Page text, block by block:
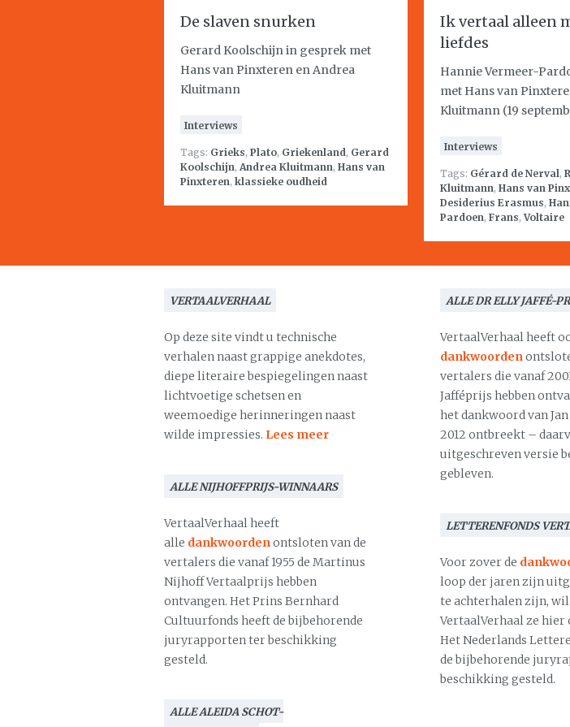
De slaven snurken
Gerard Koolschijn in gesprek met
Hans van Pinxteren en Andrea
Kluitmann
Interviews
Tags: Grieks, Plato, Griekenland, Gerard
Koolschijn, Andrea Kluitmann, Hans van
Pinxteren, klassieke oudheid
Ik vertaal alleen
liefdes
Hannie Vermeer-
met Hans van
Kluitmann (19
Interviews
Tags: Gérard de Nerval,
Kluitmann, Hans van
Desiderius Erasmus,
Pardoen, Frans,Voltaire
VERTAALVERHAAL
Op deze site vindt u technische
verhalen naast grappige anekdotes,
diepe literaire bespiegelingen naast
lichtvoetige schetsen en
weemoedige herinneringen naast
wilde impressies. Lees meer
ALLE NIJHOFFPRIJS-WINNAARS
VertaalVerhaal heeft
alle dankwoordenontsloten van de
vertalers die vanaf 1955 de Martinus
Nijhoff Vertaalprijs hebben
ontvangen. Het Prins Bernhard
Cultuurfonds heeft de bijbehorende
juryrapporten ter beschikking
gesteld.
ALLE ALEIDA SCHOT-
ALLE DR ELLY JAFFÉ-
VertaalVerhaal heeft
dankwoorden
vertalers die vanaf
Jafféprijs hebben
het dankwoord van
2012 ontbreekt –
uitgeschreven versie
gebleven.
LETTERENFONDS
Voor zover de
loop der jaren zijn
te achterhalen zijn, wil
VertaalVerhaal ze
Het Nederlands
de bijbehorende
beschikking gesteld.